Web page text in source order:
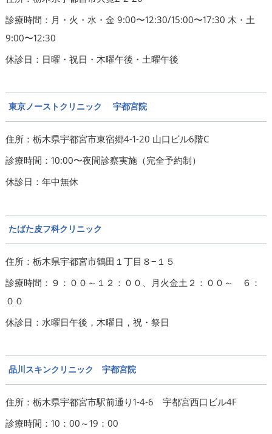
診療時間：月・火・水・金 9:00〜12:30/15:00〜17:30 木・土
9:00〜12:30
休診日：日曜・祝日・木曜午後・土曜午後
東京ノーストクリニック 宇都宮院
住所：栃木県宇都宮市東宿郷4-1-20 山口ビル6階C
診療時間：10:00〜夜間診察実施（完全予約制）
休診日：年中無休
たばた皮フ科クリニック
住所：栃木県宇都宮市鶴田１丁目８−１５
診療時間：９：００～１２：００、月火金土２：００～ ６：
００
休診日：水曜日午後，木曜日，祝・祭日
品川スキンクリニック 宇都宮院
住所：栃木県宇都宮市駅前通り1-4-6 宇都宮西口ビル4F
診療時間：10：00～19：00